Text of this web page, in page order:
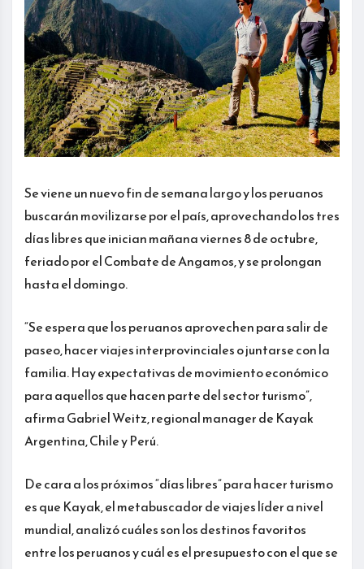
Se viene un nuevo fin de semana largo y los peruanos
buscarán movilizarse por el país, aprovechando los tres
días libres que inician mañana viernes 8 de octubre,
feriado por el Combate de Angamos, y se prolongan
hasta el domingo.
“Se espera que los peruanos aprovechen para salir de
paseo, hacer viajes interprovinciales o juntarse con la
familia. Hay expectativas de movimiento económico
para aquellos que hacen parte del sector turismo”,
afirma Gabriel Weitz, regional manager de Kayak
Argentina, Chile y Perú.
De cara a los próximos “días libres” para hacer turismo
es que Kayak, el metabuscador de viajes líder a nivel
mundial, analizó cuáles son los destinos favoritos
entre los peruanos y cuál es el presupuesto con el que se